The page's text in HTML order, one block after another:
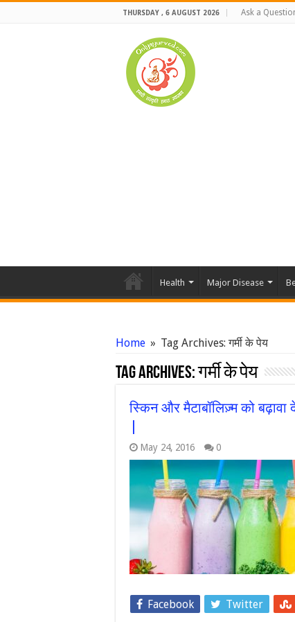
THURSDAY , 6 AUGUST 2026 Ask a
Health Major Disease
Home » Tag Archives: गर्मी के पेय
Tag Archives:गर्मी के पेय
स्किन और मैटाबॉलिज़्म को बढ़ावा
|
May 24, 2016 0
Facebook Twitter